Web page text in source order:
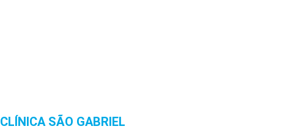
CLÍNICA SÃO GABRIEL